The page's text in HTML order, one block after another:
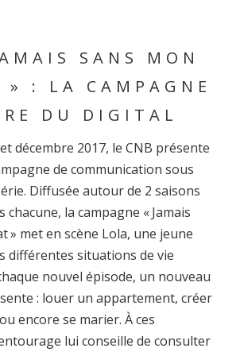
SANS MON
» : LA CAMPAGNE
DU DIGITAL
décembre 2017, le CNB présente
de communication sous
Diffusée autour de 2 saisons
chacune, la campagne « Jamais
» met en scène Lola, une jeune
différentes situations de vie
nouvel épisode, un nouveau
: louer un appartement, créer
encore se marier. À ces
lui conseille de consulter